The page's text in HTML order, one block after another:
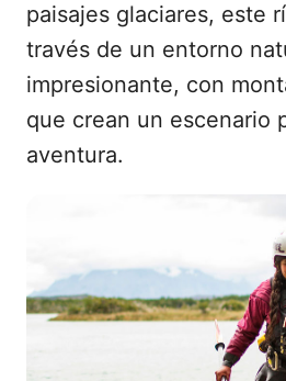
paisajes glaciares, este
través de un entorno
impresionante, con
que crean un escenario
aventura.